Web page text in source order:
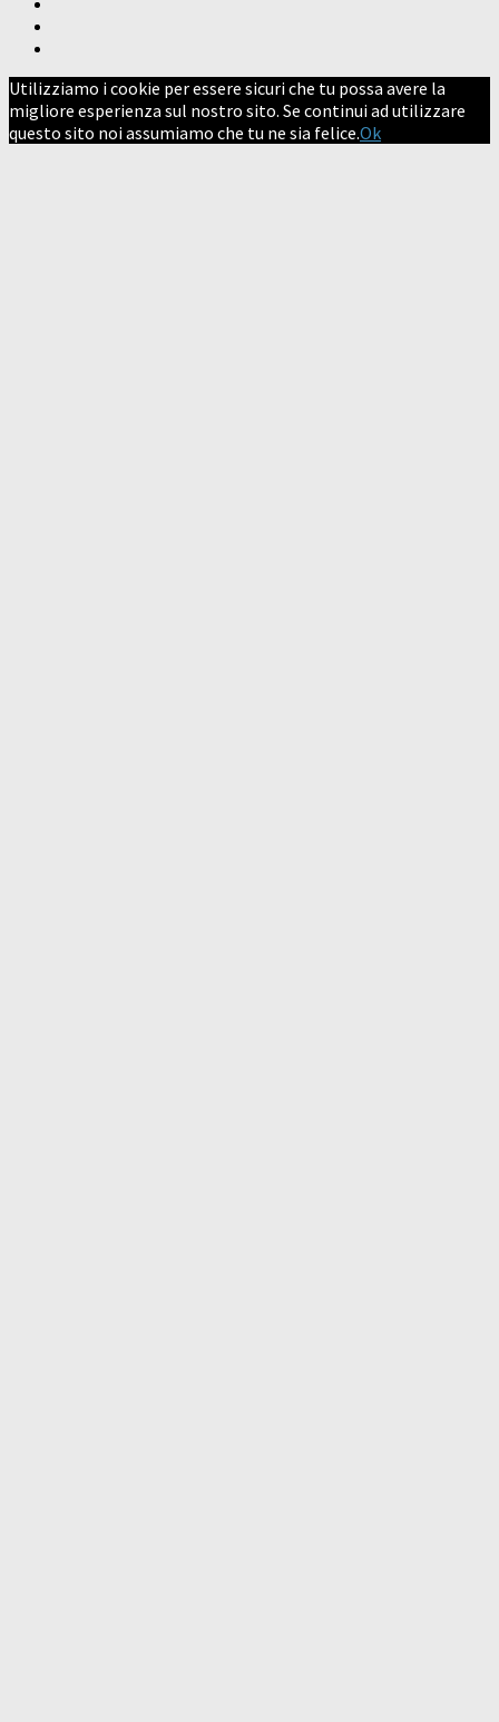
Utilizziamo i cookie per essere sicuri che tu possa avere la
migliore esperienza sul nostro sito. Se continui ad utilizzare
questo sito noi assumiamo che tu ne sia felice.Ok